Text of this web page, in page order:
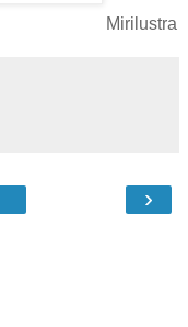
Mirilustra
›